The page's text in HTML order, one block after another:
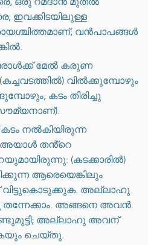
ഇവക്കിടയിലുള്ള
വൻപാപങ്ങൾ
മേൽ കരുണ
വിൽക്കുമ്പോഴും
കടം തിരിച്ചു
നൽകിയിരുന്ന
അയാൾ തൻ്റെ
(കടക്കാരിൽ)
ആരെയെങ്കിലും
അല്ലാഹു
അങ്ങനെ അവൻ
അല്ലാഹു അവന്
ചെയ്തു.